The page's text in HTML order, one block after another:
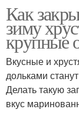
Как
зиму
крупные
Вкусные и
дольками
Делать такую
вкус